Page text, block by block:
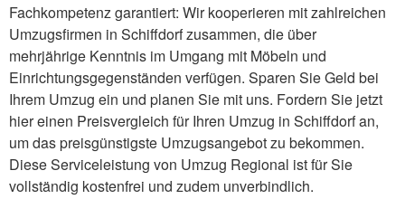
Fachkompetenz garantiert: Wir kooperieren mit zahlreichen
Umzugsfirmen in Schiffdorf zusammen, die über
mehrjährige Kenntnis im Umgang mit Möbeln und
Einrichtungsgegenständen verfügen. Sparen Sie Geld bei
Ihrem Umzug ein und planen Sie mit uns. Fordern Sie jetzt
hier einen Preisvergleich für Ihren Umzug in Schiffdorf an,
um das preisgünstigste Umzugsangebot zu bekommen.
Diese Serviceleistung von Umzug Regional ist für Sie
vollständig kostenfrei und zudem unverbindlich.